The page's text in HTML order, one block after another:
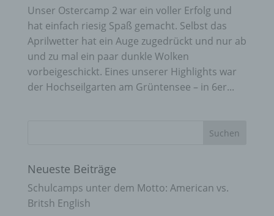
Unser Ostercamp 2 war ein voller Erfolg und
hat einfach riesig Spaß gemacht. Selbst das
Aprilwetter hat ein Auge zugedrückt und nur ab
und zu mal ein paar dunkle Wolken
vorbeigeschickt. Eines unserer Highlights war
der Hochseilgarten am Grüntensee – in 6er...
Neueste Beiträge
Schulcamps unter dem Motto: American vs.
Britsh English